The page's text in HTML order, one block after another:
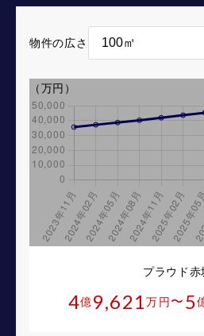
物件の広さ
プラウド赤
4億9,621万円 〜 5
（万円）